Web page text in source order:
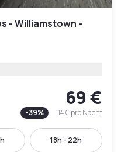
- Williamstown -
69 €
-39% 114 €pro Nacht
18h - 22h